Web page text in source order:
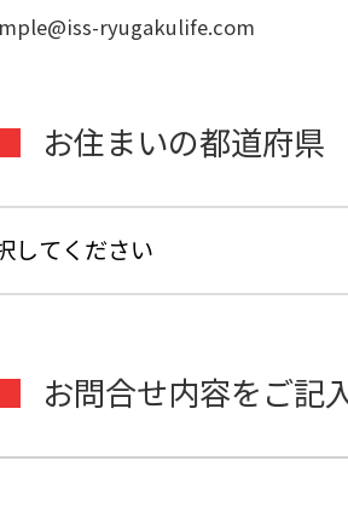
ryugakulife.com
お住まいの都道府県
お問合せ内容をご記